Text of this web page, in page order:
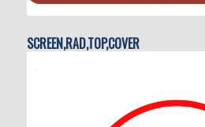
SCREEN,RAD,TOP,COVER